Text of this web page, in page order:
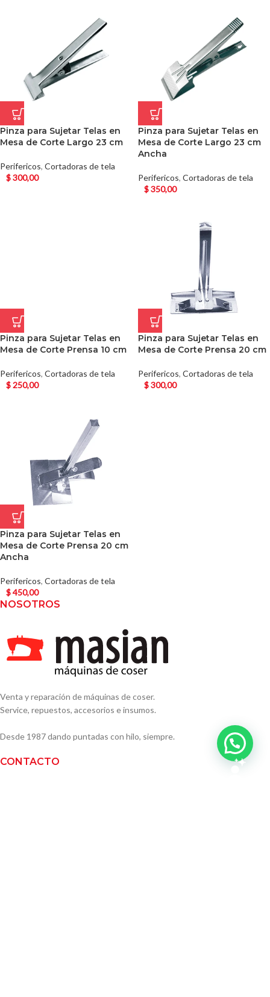
Pinza para Sujetar Telas en
Mesa de Corte Largo 23 cm
Perifericos, Cortadoras de tela
$300,00
Pinza para Sujetar Telas en
Mesa de Corte Largo 23 cm
Ancha
Perifericos, Cortadoras de tela
$350,00
Pinza para Sujetar Telas en
Mesa de Corte Prensa 10 cm
Perifericos, Cortadoras de tela
$250,00
Pinza para Sujetar Telas en
Mesa de Corte Prensa 20 cm
Perifericos, Cortadoras de tela
$300,00
Pinza para Sujetar Telas en
Mesa de Corte Prensa 20 cm
Ancha
Perifericos, Cortadoras de tela
$450,00
NOSOTROS
Venta y reparación de máquinas de coser.
Service, repuestos, accesorios e insumos.
Desde 1987 dando puntadas con hilo, siempre.
CONTACTO